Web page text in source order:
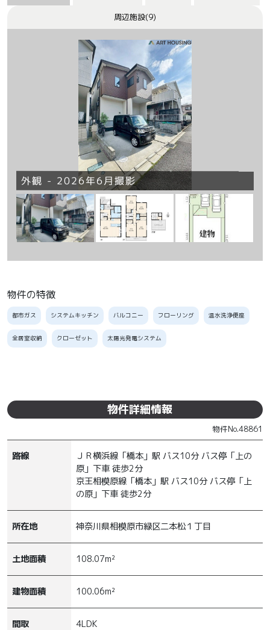
外観 - 2026年6月撮影
外観 - 2026年6月撮影
2026年6月撮影
間取
周辺施設(9)
周辺 - 【公園】上ノ原公園まで148ｍ
物件の特徴
都市ガス システムキッチン バルコニー フローリング 温水洗浄便座
全居室収納 クローゼット 太陽光発電システム
物件詳細情報
物件No.48861
路線
ＪＲ横浜線「橋本」駅 バス10分 バス停「上の
原」下車 徒歩2分
京王相模原線「橋本」駅 バス10分 バス停「上
の原」下車 徒歩2分
所在地 神奈川県相模原市緑区二本松１丁目
土地面積 108.07m²
建物面積 100.06m²
間取 4LDK